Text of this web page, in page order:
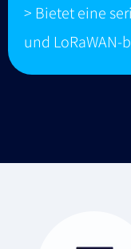
> Bietet eine
und LoRaWAN-